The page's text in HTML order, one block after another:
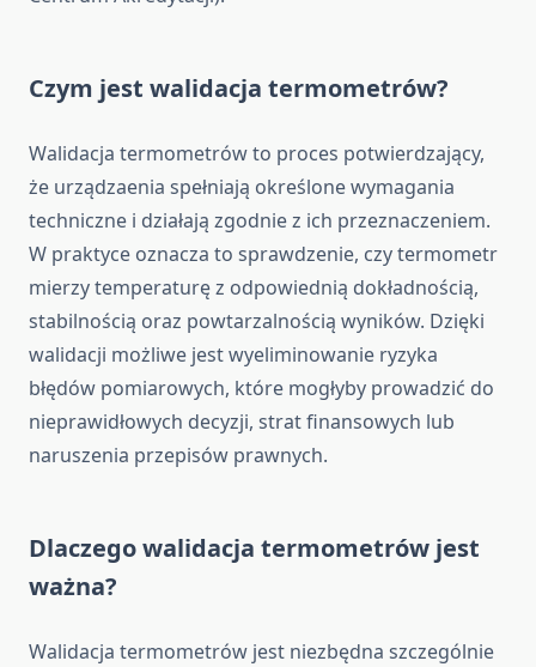
Czym jest walidacja termometrów?
Walidacja termometrów to proces potwierdzający,
że urządzaenia spełniają określone wymagania
techniczne i działają zgodnie z ich przeznaczeniem.
W praktyce oznacza to sprawdzenie, czy termometr
mierzy temperaturę z odpowiednią dokładnością,
stabilnością oraz powtarzalnością wyników. Dzięki
walidacji możliwe jest wyeliminowanie ryzyka
błędów pomiarowych, które mogłyby prowadzić do
nieprawidłowych decyzji, strat finansowych lub
naruszenia przepisów prawnych.
Dlaczego walidacja termometrów jest
ważna?
Walidacja termometrów jest niezbędna szczególnie